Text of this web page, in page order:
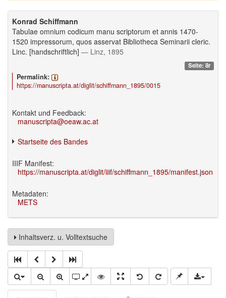
Konrad Schiffmann
Tabulae omnium codicum manu scriptorum et annis 1470-
1520 impressorum, quos asservat Bibliotheca Seminarii cleric.
Linc. [handschriftlich] — Linz, 1895
Seite: 8r
Permalink:
https://manuscripta.at/diglit/schiffmann_1895/0015
Kontakt und Feedback:
manuscripta@oeaw.ac.at
Startseite des Bandes
IIIF Manifest:
https://manuscripta.at/diglit/iiif/schiffmann_1895/manifest.json
Metadaten:
METS
Inhaltsverz. u. Volltextsuche